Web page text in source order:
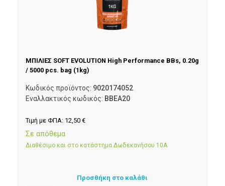
ΜΠΙΛΙΕΣ SOFT EVOLUTION High Performance BBs, 0.20g
/ 5000 pcs. bag (1kg)
Κωδικός προϊόντος: 9020174052
Εναλλακτικός κωδικός: BBEA20
Τιμή με ΦΠΑ: 12,50 €
Σε απόθεμα
Διαθέσιμο και στο κατάστημα Δωδεκανήσου 10Α
Προσθήκη στο καλάθι